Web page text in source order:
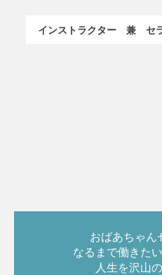
インストラクター 兼 セ
おばあちゃん
なるまで働きた
人生を沢山